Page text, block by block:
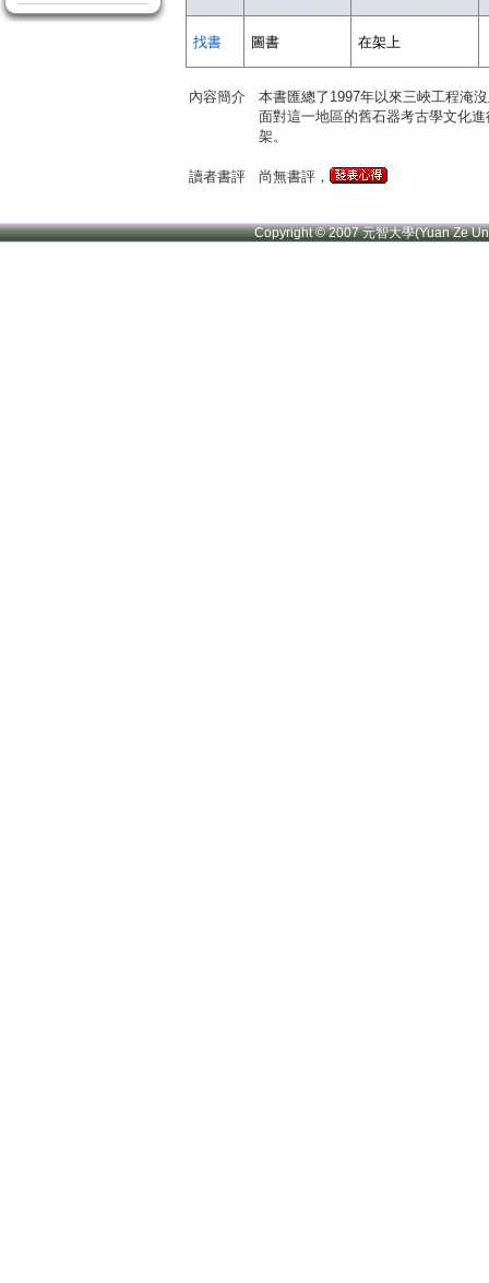
找書 圖書 在架上
內容簡介
本書匯總了1997年以來三峽工程淹
面對這一地區的舊石器考古學文化
架。
讀者書評 尚無書評，
Copyright © 2007 元智大學(Yuan Ze